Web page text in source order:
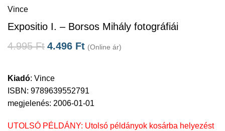
Vince
Expositio I. – Borsos Mihály fotográfiái
4.995Ft 4.496 Ft (Online ár)
Kiadó: Vince
ISBN: 9789639552791
megjelenés: 2006-01-01
UTOLSÓ PÉLDÁNY: Utolsó példányok kosárba helyezést